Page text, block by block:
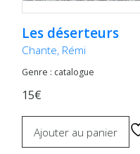
Les déserteurs
Chante, Rémi
Genre : catalogue
15€
Ajouter au panier